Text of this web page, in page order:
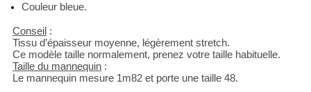
Couleur bleue.
Conseil :
Tissu d’épaisseur moyenne, légèrement stretch.
Ce modèle taille normalement, prenez votre taille habituelle.
Taille du mannequin :
Le mannequin mesure 1m82 et porte une taille 48.